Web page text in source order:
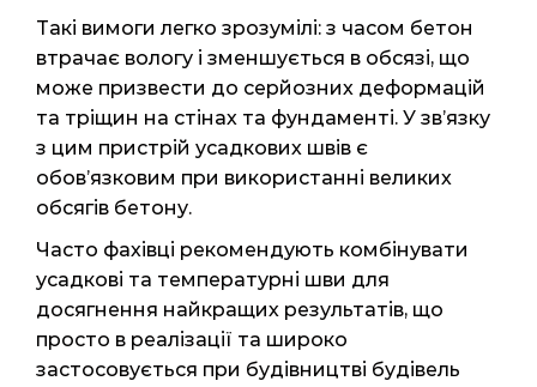
Такі вимоги легко зрозумілі: з часом бетон
втрачає вологу і зменшується в обсязі, що
може призвести до серйозних деформацій
та тріщин на стінах та фундаменті. У зв’язку
з цим пристрій усадкових швів є
обов’язковим при використанні великих
обсягів бетону.
Часто фахівці рекомендують комбінувати
усадкові та температурні шви для
досягнення найкращих результатів, що
просто в реалізації та широко
застосовується при будівництві будівель